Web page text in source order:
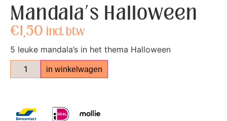
Mandala’s Halloween
€1,50 incl. btw
5 leuke mandala’s in het thema Halloween
in winkelwagen